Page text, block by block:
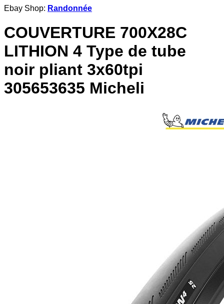
Ebay Shop: Randonnée
COUVERTURE 700X28C
LITHION 4 Type de tube
noir pliant 3x60tpi
305653635 Micheli